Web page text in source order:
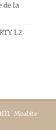
de la
1.2
Moabite